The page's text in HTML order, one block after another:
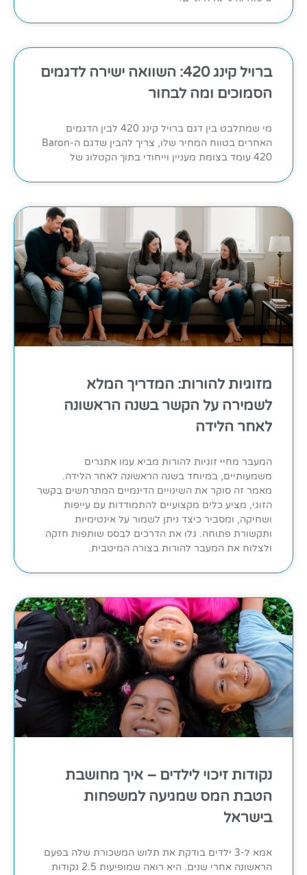
ברויל קינג 420: השוואה ישירה לדגמים
הסמוכים ומה לבחור
מי שמתלבט בין דגם ברויל קינג 420 לבין הדגמים
האחרים בטווח המחיר שלו, צריך להבין שדגם ה-Baron
420 עומד בצומת מעניין וייחודי בתוך הקטלוג של
מזוגיות להורות: המדריך המלא
לשמירה על הקשר בשנה הראשונה
לאחר הלידה
המעבר מחיי זוגיות להורות מביא עמו אתגרים
משמעותיים, במיוחד בשנה הראשונה לאחר הלידה.
מאמר זה סוקר את השינויים הדינמיים המתרחשים בקשר
הזוגי, מציע כלים מקצועיים להתמודדות עם עייפות
ושחיקה, ומסביר כיצד ניתן לשמור על אינטימיות
ותקשורת פתוחה. גלו את הדרכים לבסס שותפות חזקה
ולצלוח את המעבר להורות בצורה המיטבית.
נקודות זיכוי לילדים – איך מחושבת
הטבת המס שמגיעה למשפחות
בישראל
אמא ל-3 ילדים בודקת את תלוש המשכורת שלה בפעם
הראשונה אחרי שנים. היא רואה שמופיעות 2.5 נקודות